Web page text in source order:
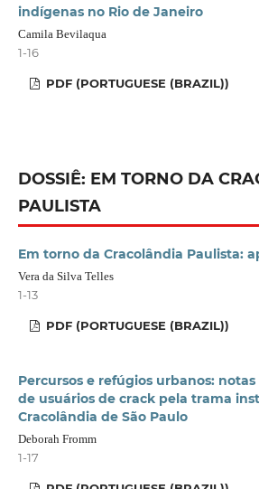
indígenas no Rio de Janeiro
Camila Bevilaqua
1-16
PDF (PORTUGUESE (BRAZIL))
DOSSIÊ: EM TORNO DA
PAULISTA
Em torno da Cracolândia Paulista:
Vera da Silva Telles
1-13
PDF (PORTUGUESE (BRAZIL))
Percursos e refúgios urbanos:
de usuários de crack pela trama
Cracolândia de São Paulo
Deborah Fromm
1-17